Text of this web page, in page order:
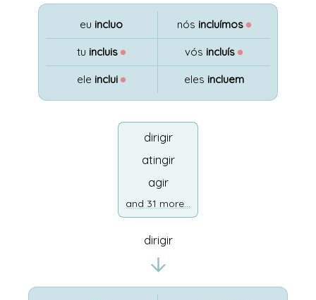
eu incluo
tu incluis ●
ele inclui ●
nós incluímos ●
vós incluís ●
eles incluem
dirigir
atingir
agir
and 31 more...
dirigir